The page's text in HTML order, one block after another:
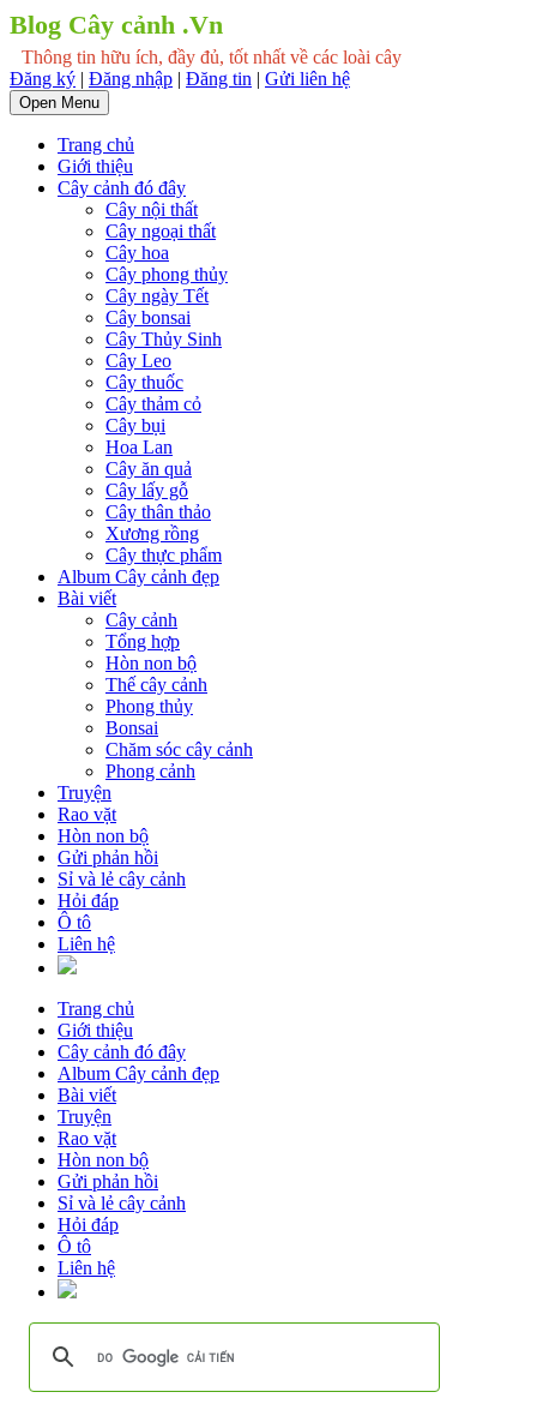
Blog Cây cảnh .Vn
Thông tin hữu ích, đầy đủ, tốt nhất về các loài cây
Đăng ký | Đăng nhập | Đăng tin | Gửi liên hệ
Open Menu
Trang chủ
Giới thiệu
Cây cảnh đó đây
Cây nội thất
Cây ngoại thất
Cây hoa
Cây phong thủy
Cây ngày Tết
Cây bonsai
Cây Thủy Sinh
Cây Leo
Cây thuốc
Cây thảm cỏ
Cây bụi
Hoa Lan
Cây ăn quả
Cây lấy gỗ
Cây thân thảo
Xương rồng
Cây thực phẩm
Album Cây cảnh đẹp
Bài viết
Cây cảnh
Tổng hợp
Hòn non bộ
Thế cây cảnh
Phong thủy
Bonsai
Chăm sóc cây cảnh
Phong cảnh
Truyện
Rao vặt
Hòn non bộ
Gửi phản hồi
Sỉ và lẻ cây cảnh
Hỏi đáp
Ô tô
Liên hệ
Trang chủ
Giới thiệu
Cây cảnh đó đây
Album Cây cảnh đẹp
Bài viết
Truyện
Rao vặt
Hòn non bộ
Gửi phản hồi
Sỉ và lẻ cây cảnh
Hỏi đáp
Ô tô
Liên hệ